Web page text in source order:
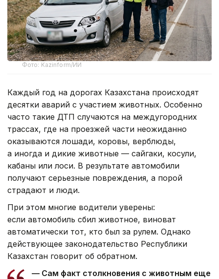
Фото: Kazinform/ИИ
Каждый год на дорогах Казахстана происходят
десятки аварий с участием животных. Особенно
часто такие ДТП случаются на междугородних
трассах, где на проезжей части неожиданно
оказываются лошади, коровы, верблюды,
а иногда и дикие животные — сайгаки, косули,
кабаны или лоси. В результате автомобили
получают серьезные повреждения, а порой
страдают и люди.
При этом многие водители уверены:
если автомобиль сбил животное, виноват
автоматически тот, кто был за рулем. Однако
действующее законодательство Республики
Казахстан говорит об обратном.
— Сам факт столкновения с животным еще